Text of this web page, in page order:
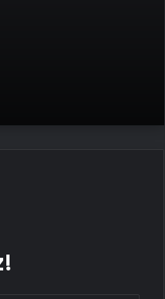
Fatih Tekke, ilk
Kupası’nı kazanan